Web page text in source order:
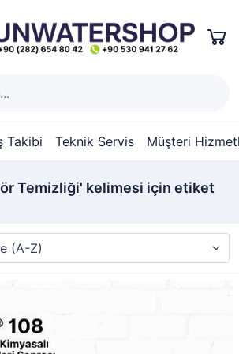
Takibi Teknik Servis Müşteri
Temizliği' kelimesi için etiket